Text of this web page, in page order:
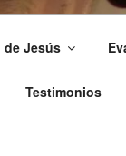
de Jesús
Testimonios